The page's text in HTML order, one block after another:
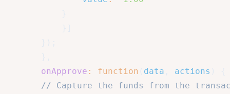
onApprove : function data actions
// Capture the funds from the